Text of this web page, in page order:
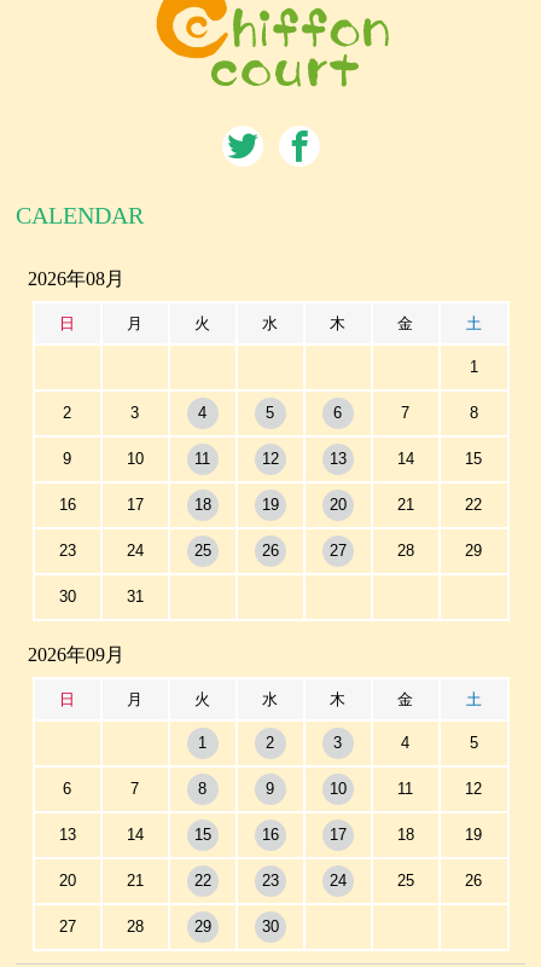
CALENDAR
2026年08月
日 月 火 水 木 金 土
1
2 3 4 5 6 7 8
9 10 11 12 13 14 15
16 17 18 19 20 21 22
23 24 25 26 27 28 29
30 31
2026年09月
日 月 火 水 木 金 土
1 2 3 4 5
6 7 8 9 10 11 12
13 14 15 16 17 18 19
20 21 22 23 24 25 26
27 28 29 30